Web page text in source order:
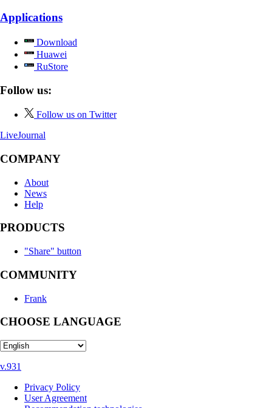
Applications
Download
Huawei
RuStore
Follow us:
Follow us on Twitter
LiveJournal
COMPANY
About
News
Help
PRODUCTS
"Share" button
COMMUNITY
Frank
CHOOSE LANGUAGE
v.931
Privacy Policy
User Agreement